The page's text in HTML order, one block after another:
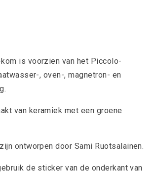
is voorzien van het Piccolo-
, oven-, magnetron- en
van keramiek met een groene
ontworpen door Sami Ruotsalainen.
de sticker van de onderkant van